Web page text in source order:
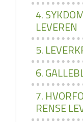
4.
LEVEREN
5.
6.
7.
RENSE